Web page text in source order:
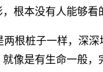
根本没有人能够看
根桩子一样，深深
像是有生命一般，